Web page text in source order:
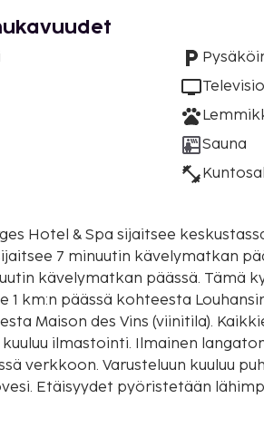
Televisio
Sauna
Hotel & Spa sijaitsee
7 minuutin kävelymatkan
päässä. Tämä kylpylälomalle soveltuva
1 km:n päässä kohteesta
Maison des Vins (viinitila).
kuuluu ilmastointi. Ilmainen
verkkoon. Varusteluun kuuluu
Etäisyydet pyöristetään